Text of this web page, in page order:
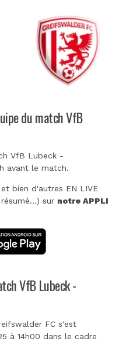
du match VfB
VfB Lubeck -
avant le match.
bien d'autres EN LIVE
sur notre APPLI
VfB Lubeck -
FC s'est
à 14h00 dans le cadre